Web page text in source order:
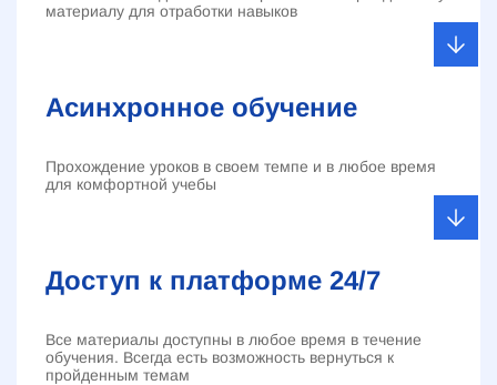
материалу для отработки навыков
Асинхронное обучение
Прохождение уроков в своем темпе и в любое время
для комфортной учебы
Доступ к платформе 24/7
Все материалы доступны в любое время в течение
обучения. Всегда есть возможность вернуться к
пройденным темам